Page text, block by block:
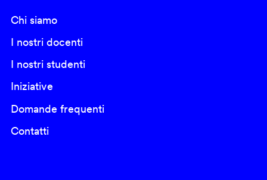
Chi siamo
I nostri docenti
I nostri studenti
Iniziative
Domande frequenti
Contatti